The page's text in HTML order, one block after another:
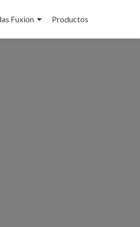
Fuxion Productos